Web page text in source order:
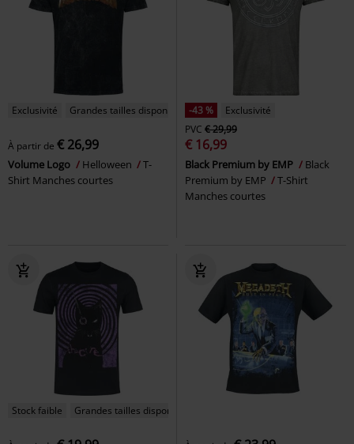
Exclusivité Grandes tailles disponibles
À partir de € 26,99
Volume Logo Helloween
T-
Shirt Manches courtes
-43 %
Exclusivité
PVC € 29,99
€ 16,99
Black Premium by EMP
Black
Premium by EMP
T-Shirt
Manches courtes
Stock faible Grandes tailles disponibles